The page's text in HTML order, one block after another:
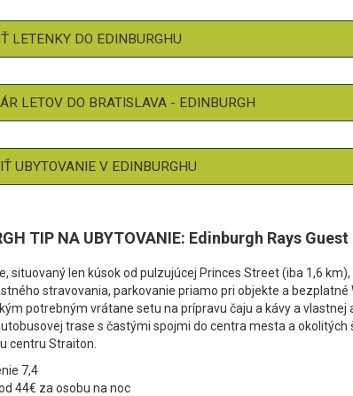
LETENKY DO EDINBURGHU
LETOV DO BRATISLAVA - EDINBURGH
UBYTOVANIE V EDINBURGHU
TIP NA UBYTOVANIE: Edinburgh Rays
situovaný len kúsok od pulzujúcej Princes Street (iba 1,6
stravovania, parkovanie priamo pri objekte a bezplatné
potrebným vrátane setu na prípravu čaju a kávy a vlastnej
trase s častými spojmi do centra mesta a okolitých
centru Straiton.
7,4
44€ za osobu na noc